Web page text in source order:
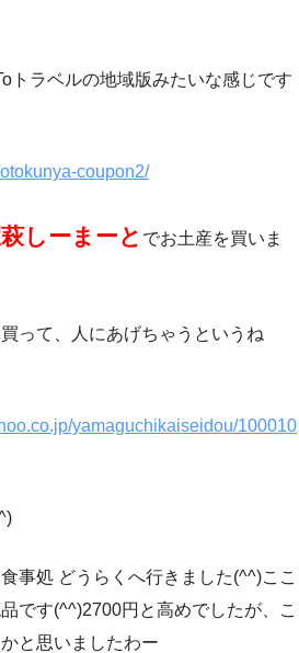
トラベルの地域版みたいな感じです
coupon2/
しーまーと でお土産を買いま
って、人にあげちゃうというね
yamaguchikaiseidou/100010
事処 どうらくへ行きました(^^)ここ
です(^^)2700円と高めでしたが、こ
と思いましたわー